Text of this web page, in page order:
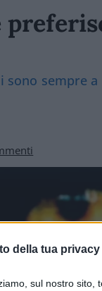
della tua
sul nostro sito,
sono sempre